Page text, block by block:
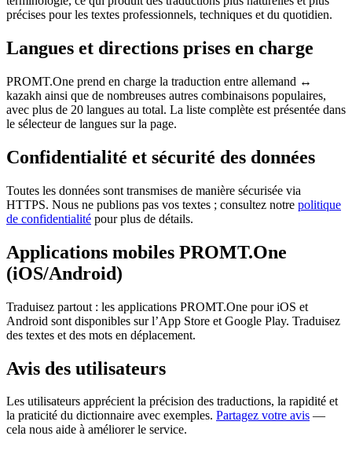
précises pour les textes professionnels, techniques et du quotidien.
Langues et directions prises en charge
PROMT.One prend en charge la traduction entre allemand ↔
kazakh ainsi que de nombreuses autres combinaisons populaires,
avec plus de 20 langues au total. La liste complète est présentée dans
le sélecteur de langues sur la page.
Confidentialité et sécurité des données
Toutes les données sont transmises de manière sécurisée via
HTTPS. Nous ne publions pas vos textes ; consultez notre politique
de confidentialité pour plus de détails.
Applications mobiles PROMT.One
(iOS/Android)
Traduisez partout : les applications PROMT.One pour iOS et
Android sont disponibles sur l’App Store et Google Play. Traduisez
des textes et des mots en déplacement.
Avis des utilisateurs
Les utilisateurs apprécient la précision des traductions, la rapidité et
la praticité du dictionnaire avec exemples. Partagez votre avis —
cela nous aide à améliorer le service.